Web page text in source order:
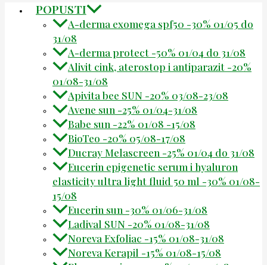
POPUSTI
A-derma exomega spf50 -30% 01/05 do
31/08
A-derma protect -50% 01/04 do 31/08
Alivit cink, aterostop i antiparazit -20%
01/08-31/08
Apivita bee SUN -20% 03/08-23/08
Avene sun -25% 01/04-31/08
Babe sun -22% 01/08 -15/08
BioTeo -20% 05/08-17/08
Ducray Melascreen -25% 01/04 do 31/08
Eucerin epigenetic serum i hyaluron
elasticity ultra light fluid 50 ml -30% 01/08-
15/08
Eucerin sun -30% 01/06-31/08
Ladival SUN -20% 01/08-31/08
Noreva Exfoliac -15% 01/08-31/08
Noreva Kerapil -15% 01/08-15/08